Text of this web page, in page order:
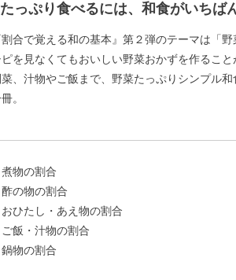
っぷり食べるには、和食がいちば
合で覚える和の基本』第２弾のテーマは「
を見なくてもおいしい野菜おかずを作るこ
、汁物やご飯まで、野菜たっぷりシンプル
。
物の割合
の物の割合
ひたし・あえ物の割合
飯・汁物の割合
物の割合